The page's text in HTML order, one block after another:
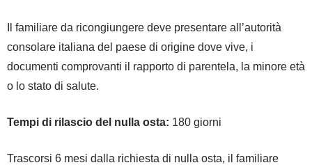
Il familiare da ricongiungere deve presentare all’autorità
consolare italiana del paese di origine dove vive, i
documenti comprovanti il rapporto di parentela, la minore età
o lo stato di salute.
Tempi di rilascio del nulla osta: 180 giorni
Trascorsi 6 mesi dalla richiesta di nulla osta, il familiare